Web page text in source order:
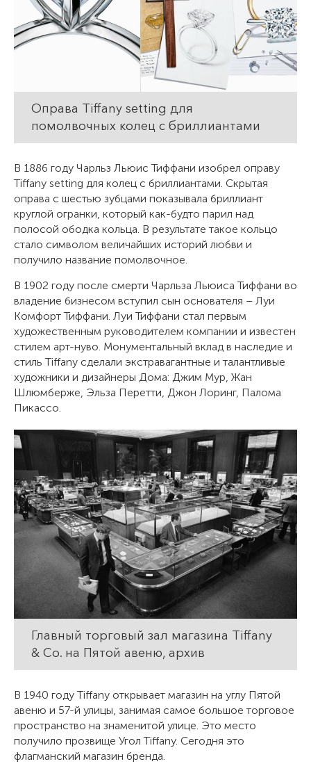
Оправа Tiffany setting для
помолвочных колец с бриллиантами
В 1886 году Чарльз Льюис Тиффани изобрел оправу
Tiffany setting для колец с бриллиантами. Скрытая
оправа с шестью зубцами показывала бриллиант
круглой огранки, который как-будто парил над
полосой ободка кольца. В результате такое кольцо
стало символом величайших историй любви и
получило название помолвочное.
В 1902 году после смерти Чарльза Льюиса Тиффани во
владение бизнесом вступил сын основателя – Луи
Комфорт Тиффани. Луи Тиффани стал первым
художественным руководителем компании и известен
стилем арт-нуво. Монументальный вклад в наследие и
стиль Tiffany сделали экстравагантные и талантливые
художники и дизайнеры Дома: Джим Мур, Жан
Шлюмберже, Эльза Перетти, Джон Лоринг, Палома
Пикассо.
Главный торговый зал магазина Tiffany
& Co. на Пятой авеню, архив
В 1940 году Tiffany открывает магазин на углу Пятой
авеню и 57-й улицы, занимая самое большое торговое
пространство на знаменитой улице. Это место
получило прозвище Угол Tiffany. Сегодня это
флагманский магазин бренда.